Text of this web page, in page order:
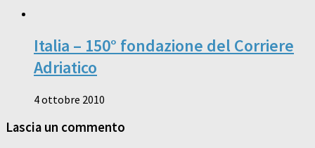
Italia – 150° fondazione del Corriere
Adriatico
4 ottobre 2010
Lascia un commento